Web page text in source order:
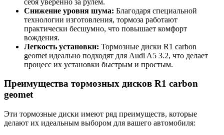
Снижение уровня шума: Благодаря специальной
технологии изготовления, тормоза работают
практически бесшумно, что повышает комфорт
вождения.
Легкость установки: Тормозные диски R1 carbon
geomet идеально подходят для Audi A5 3.2, что делает
процесс их установки быстрым и простым.
Преимущества тормозных дисков R1 carbon
geomet
Эти тормозные диски имеют ряд преимуществ, которые
делают их идеальным выбором для вашего автомобиля: